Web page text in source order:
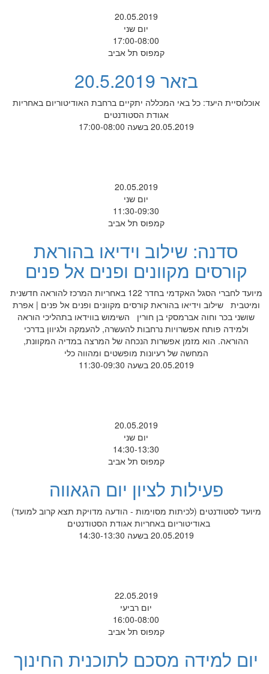
20.05.2019
יום שני
17:00-08:00
קמפוס תל אביב
בזאר 20.5.2019
אוכלוסיית היעד: כל באי המכללה יתקיים ברחבת האודיטוריום באחריות
אגודת הסטודנטים
20.05.2019 בשעה 17:00-08:00
20.05.2019
יום שני
11:30-09:30
קמפוס תל אביב
סדנה: שילוב וידיאו בהוראת
קורסים מקוונים ופנים אל פנים
מיועד לחברי הסגל האקדמי בחדר 122 באחריות המרכז להוראה חדשנית
ומיטבית שילוב וידיאו בהוראת קורסים מקוונים ופנים אל פנים | אפרת
שושני בכר וחוה אברמסקי בן חורין השימוש בווידאו בתהליכי הוראה
ולמידה פותח אפשרויות נרחבות להעשרה, להעמקה ולגיוון בדרכי
ההוראה. הוא מזמן אפשרות הנכחה של המרצה במדיה המקוונת,
המחשה של רעיונות מופשטים ומהווה כלי
20.05.2019 בשעה 11:30-09:30
20.05.2019
יום שני
14:30-13:30
קמפוס תל אביב
פעילות לציון יום הגאווה
מיועד לסטודנטים (לכיתות מסוימות - הודעה מדויקת תצא קרוב למועד)
באודיטוריום באחריות אגודת הסטודנטים
20.05.2019 בשעה 14:30-13:30
22.05.2019
יום רביעי
16:00-08:00
קמפוס תל אביב
יום למידה מסכם לתוכנית החינוך